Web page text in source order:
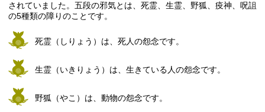
されていました。五段の邪気とは、死霊、生霊、野狐、疫神、呪詛
の5種類の障りのことです。
死霊（しりょう）は、死人の怨念です。
生霊（いきりょう）は、生きている人の怨念です。
野狐（やこ）は、動物の怨念です。